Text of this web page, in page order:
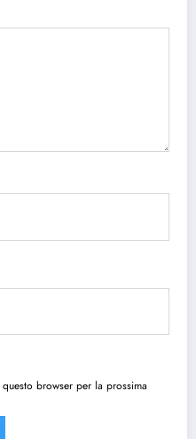
browser per la prossima